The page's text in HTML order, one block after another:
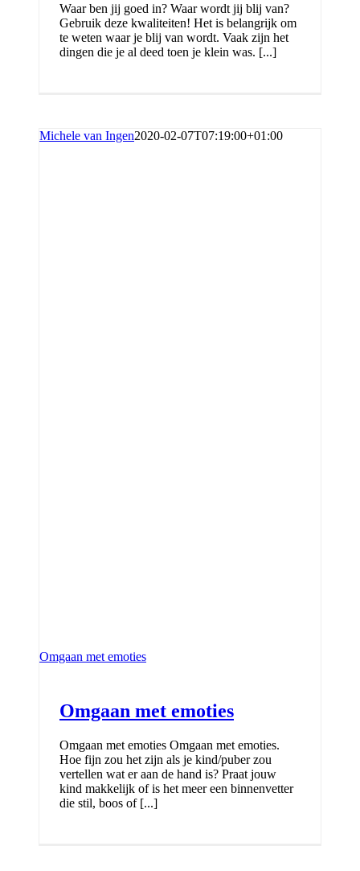
Waar ben jij goed in? Waar wordt jij blij van?
Gebruik deze kwaliteiten! Het is belangrijk om
te weten waar je blij van wordt. Vaak zijn het
dingen die je al deed toen je klein was. [...]
Michele van Ingen2020-02-07T07:19:00+01:00
Omgaan met emoties
Omgaan met emoties
Omgaan met emoties Omgaan met emoties.
Hoe fijn zou het zijn als je kind/puber zou
vertellen wat er aan de hand is? Praat jouw
kind makkelijk of is het meer een binnenvetter
die stil, boos of [...]